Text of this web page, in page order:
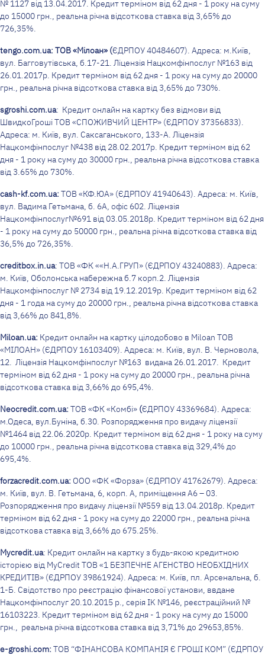
№ 1127 від 13.04.2017. Кредит терміном від 62 дня - 1 року на суму
до 15000 грн., реальна річна відсоткова ставка від 3,65% до
726,35%.
tengo.com.ua: ТОВ «Мілоан» (ЄДРПОУ 40484607). Адреса: м.Київ,
вул. Багговутівська, б.17-21. Ліцензія Нацкомфінпослуг №163 від
26.01.2017р. Кредит терміном від 62 дня - 1 року на суму до 20000
грн., реальна річна відсоткова ставка від 3,65% до 730%.
sgroshi.com.ua: Кредит онлайн на картку без відмови від
ШвидкоГроші ТОВ «СПОЖИВЧИЙ ЦЕНТР» (ЄДРПОУ 37356833).
Адреса: м. Київ, вул. Саксаганського, 133-А. Ліцензія
Нацкомфінпослуг №438 від 28.02.2017р. Кредит терміном від 62
дня - 1 року на суму до 30000 грн., реальна річна відсоткова ставка
від 3.65% до 730%.
cash-kf.com.ua:ТОВ «КФ.ЮА» (ЄДРПОУ 41940643). Адреса: м. Київ,
вул. Вадима Гетьмана, б. 6А, офіс 602. Ліцензія
Нацкомфінпослуг№691 від 03.05.2018р. Кредит терміном від 62 дня
- 1 року на суму до 50000 грн., реальна річна відсоткова ставка від
36,5% до 726,35%.
creditbox.in.ua: ТОВ «ФК ««Н.А.ГРУП» (ЄДРПОУ 43240883). Адреса:
м. Київ, Оболонська набережна б.7 корп.2. Ліцензія
Нацкомфінпослуг № 2734 від 19.12.2019р. Кредит терміном від 62
дня - 1 года на суму до 20000 грн., реальна річна відсоткова ставка
від 3,66% до 841,8%.
Miloan.ua: Кредит онлайн на картку цілодобово в Miloan ТОВ
«МІЛОАН» (ЄДРПОУ 16103409). Адреса: м. Київ, вул. В. Черновола,
12. Ліцензія Нацкомфінпослуг №163 видана 26.01.2017. Кредит
терміном від 62 дня - 1 року на суму до 20000 грн., реальна річна
відсоткова ставка від 3,66% до 695,4%.
Neocredit.com.ua:ТОВ «ФК «Комбі» (ЄДРПОУ 43369684). Адреса:
м.Одеса, вул.Буніна, б.30. Розпорядження про видачу ліцензії
№1464 від 22.06.2020р. Кредит терміном від 62 дня - 1 року на суму
до 10000 грн., реальна річна відсоткова ставка від 329,4% до
695,4%.
forzacredit.com.ua: ООО «ФК «Форза» (ЄДРПОУ 41762679). Адреса:
м. Київ, вул. В. Гетьмана, 6, корп. А, приміщення А6 – 03.
Розпорядження про видачу ліцензії №559 від 13.04.2018р. Кредит
терміном від 62 дня - 1 року на суму до 22000 грн., реальна річна
відсоткова ставка від 3,66% до 675.25%.
Mycredit.ua: Кредит онлайн на картку з будь-якою кредитною
історією від MyCredit ТОВ «1 БЕЗПЕЧНЕ АГЕНСТВО НЕОБХІДНИХ
КРЕДИТІВ» (ЄДРПОУ 39861924). Адреса: м. Київ, пл. Арсенальна, б.
1-Б. Свідотство про реєстрацію фінансової установи, ввдане
Нацкомфінпослуг 20.10.2015 р., серія IK №146, реєстраційний №
16103223. Кредит терміном від 62 дня - 1 року на суму до 15000
грн., реальна річна відсоткова ставка від 3,71% до 29653,85%.
e-groshi.com:ТОВ “ФІНАНСОВА КОМПАНІЯ Є ГРОШІ КОМ” (ЄДРПОУ